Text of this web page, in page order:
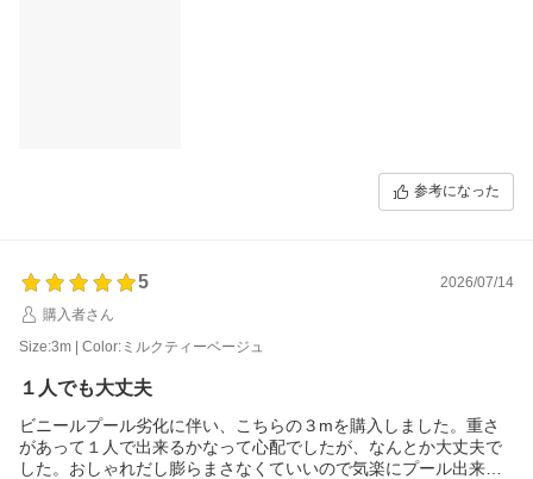
参考になった
5
2026/07/14
購入者さん
Size:3m | Color:ミルクティーベージュ
１人でも大丈夫
ビニールプール劣化に伴い、こちらの３mを購入しました。重さ
があって１人で出来るかなって心配でしたが、なんとか大丈夫で
した。おしゃれだし膨らまさなくていいので気楽にプール出来そ